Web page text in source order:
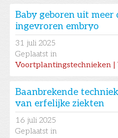
Baby geboren uit
ingevroren embryo
31 juli 2025
Geplaatst in
Voortplantingstechnieken |
Baanbrekende
van erfelijke ziekten
16 juli 2025
Geplaatst in